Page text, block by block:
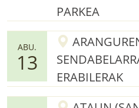
PARKEA
ABU.
13
ERABILERAK